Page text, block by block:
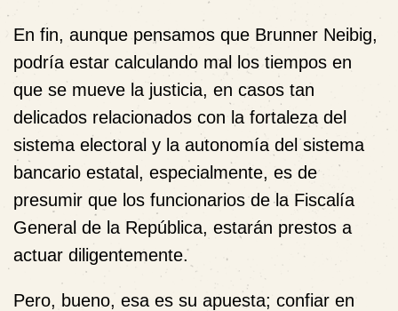
En fin, aunque pensamos que Brunner Neibig,
podría estar calculando mal los tiempos en
que se mueve la justicia, en casos tan
delicados relacionados con la fortaleza del
sistema electoral y la autonomía del sistema
bancario estatal, especialmente, es de
presumir que los funcionarios de la Fiscalía
General de la República, estarán prestos a
actuar diligentemente.
Pero, bueno, esa es su apuesta; confiar en